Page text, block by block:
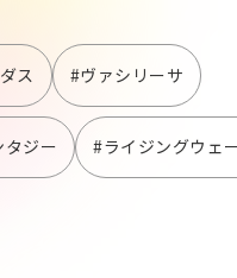
ス #ヴァシリーサ
タジー #ライジングウェ